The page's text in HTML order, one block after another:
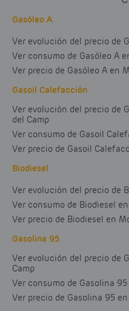
Gasóleo A
Ver evolución del precio de
Ver consumo de Gasóleo A
Ver precio de Gasóleo A en
Gasoil Calefacción
Ver evolución del precio de
del Camp
Ver consumo de Gasoil
Ver precio de Gasoil
Biodiesel
Ver evolución del precio de
Ver consumo de Biodiesel
Ver precio de Biodiesel en
Gasolina 95
Ver evolución del precio de
Camp
Ver consumo de Gasolina
Ver precio de Gasolina 95